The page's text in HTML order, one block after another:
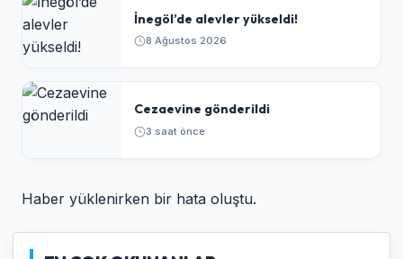
İnegöl’de alevler yükseldi!
8 Ağustos 2026
Cezaevine gönderildi
3 saat önce
Haber yüklenirken bir hata oluştu.